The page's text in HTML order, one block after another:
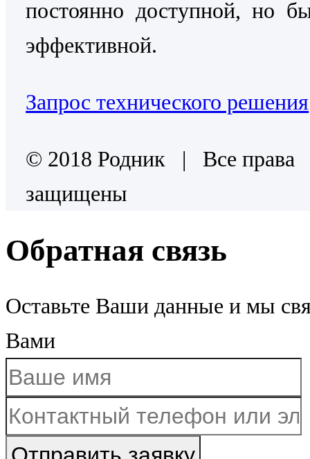
постоянно доступной, но
эффективной.
Запрос технического решения
© 2018 Родник | Все права
защищены
Обратная связь
Оставьте Ваши данные и мы
Вами